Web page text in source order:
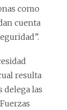
como
cuenta
resulta
las